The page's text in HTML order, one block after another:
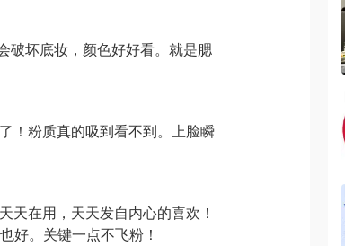
破坏底妆，颜色好好看。就是腮
！粉质真的吸到看不到。上脸瞬
天在用，天天发自内心的喜欢！
好。关键一点不飞粉！